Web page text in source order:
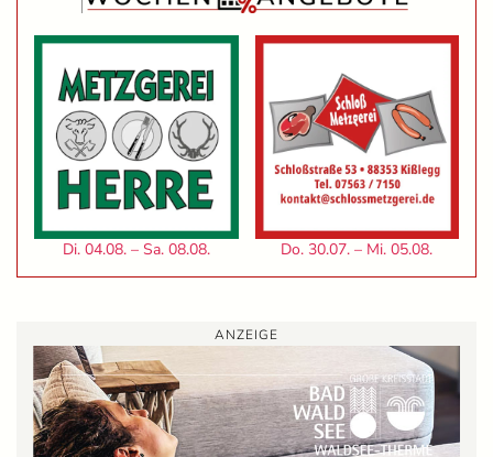
Di. 04.08. – Sa. 08.08. Do. 30.07. – Mi. 05.08.
ANZEIGE